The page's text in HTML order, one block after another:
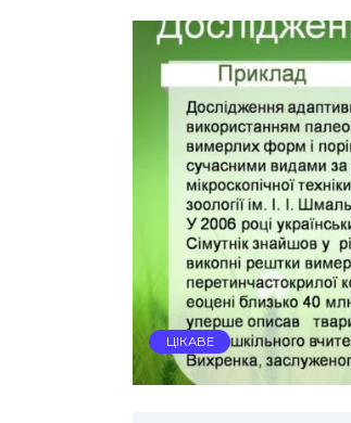
ЦІКАВЕ